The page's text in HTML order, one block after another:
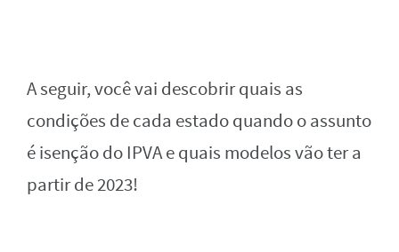
A seguir, você vai descobrir quais as
condições de cada estado quando o assunto
é isenção do IPVA e quais modelos vão ter a
partir de 2023!